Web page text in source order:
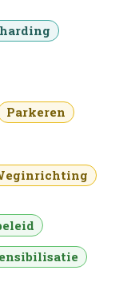
Parkeren